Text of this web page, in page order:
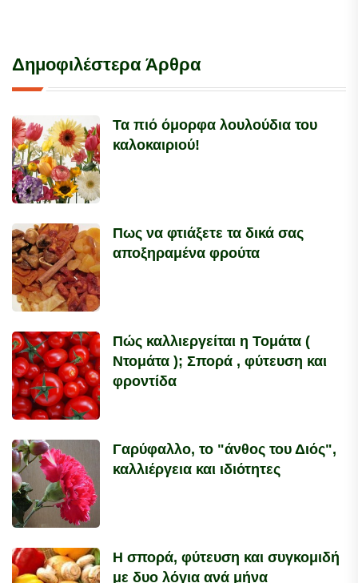
Δημοφιλέστερα Άρθρα
Τα πιό όμορφα λουλούδια του
καλοκαιριού!
Πως να φτιάξετε τα δικά σας
αποξηραμένα φρούτα
Πώς καλλιεργείται η Τομάτα (
Ντομάτα ); Σπορά , φύτευση και
φροντίδα
Γαρύφαλλο, το "άνθος του Διός",
καλλιέργεια και ιδιότητες
Η σπορά, φύτευση και συγκομιδή
με δυο λόγια ανά μήνα